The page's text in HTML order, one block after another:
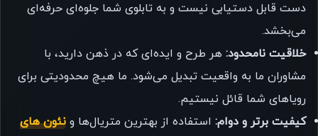
دست قابل دستیابی نیست و به تابلوی شما جلوه‌ای حرفه‌ای
می‌بخشد.
خلاقیت نامحدود: هر طرح و ایده‌ای که در ذهن دارید، با
مشاوران ما به واقعیت تبدیل می‌شود. ما هیچ محدودیتی برای
رویاهای شما قائل نیستیم.
کیفیت برتر و دوام: استفاده از بهترین متریال‌ها و نئون های